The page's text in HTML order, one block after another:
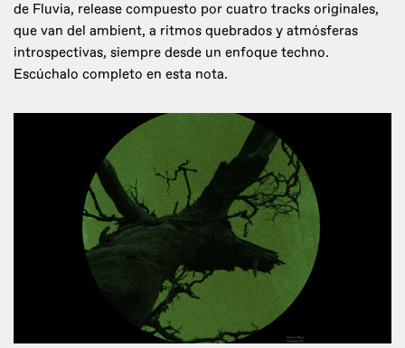
de Fluvia, release compuesto por cuatro tracks originales,
que van del ambient, a ritmos quebrados y atmósferas
introspectivas, siempre desde un enfoque techno.
Escúchalo completo en esta nota.